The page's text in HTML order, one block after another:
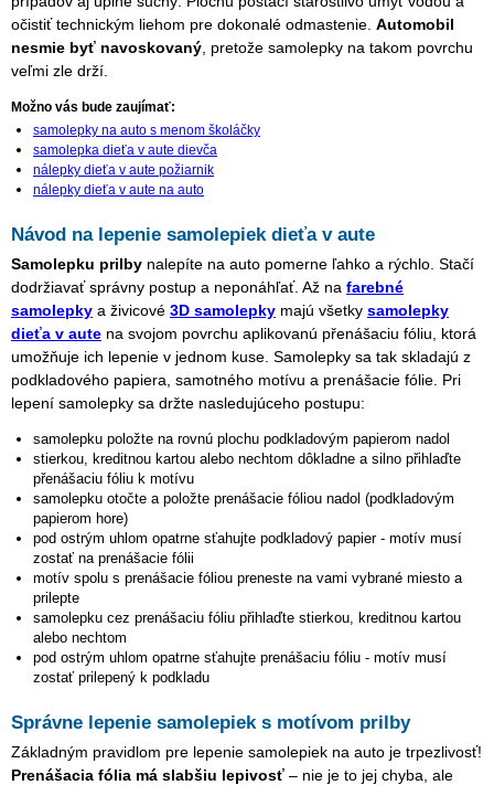
očistiť technickým liehom pre dokonalé odmastenie. Automobil
nesmie byť navoskovaný , pretože samolepky na takom povrchu
veľmi zle drží.
Možno vás bude zaujímať:
samolepky na auto s menom školáčky
samolepka dieťa v aute dievča
nálepky dieťa v aute požiarnik
nálepky dieťa v aute na auto
Návod na lepenie samolepiek dieťa v aute
Samolepku prilby nalepíte na auto pomerne ľahko a rýchlo. Stačí
dodržiavať správny postup a neponáhľať. Až na farebné
samolepky a živicové 3D samolepky majú všetky samolepky
dieťa v aute na svojom povrchu aplikovanú přenášaciu fóliu, ktorá
umožňuje ich lepenie v jednom kuse. Samolepky sa tak skladajú z
podkladového papiera, samotného motívu a prenášacie fólie. Pri
lepení samolepky sa držte nasledujúceho postupu:
samolepku položte na rovnú plochu podkladovým papierom nadol
stierkou, kreditnou kartou alebo nechtom dôkladne a silno přihlaďte
přenášaciu fóliu k motívu
samolepku otočte a položte prenášacie fóliou nadol (podkladovým
papierom hore)
pod ostrým uhlom opatrne sťahujte podkladový papier - motív musí
zostať na prenášacie fólii
motív spolu s prenášacie fóliou preneste na vami vybrané miesto a
prilepte
samolepku cez prenášaciu fóliu přihlaďte stierkou, kreditnou kartou
alebo nechtom
pod ostrým uhlom opatrne sťahujte prenášaciu fóliu - motív musí
zostať prilepený k podkladu
Správne lepenie samolepiek s motívom prilby
Základným pravidlom pre lepenie samolepiek na auto je trpezlivosť!
Prenášacia fólia má slabšiu lepivosť – nie je to jej chyba, ale